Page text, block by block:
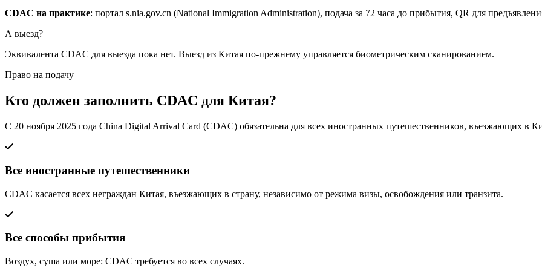
CDAC на практике: портал s.nia.gov.cn (National Immigration Administration), подача за 72 часа до прибытия, QR для
А выезд?
Эквивалента CDAC для выезда пока нет. Выезд из Китая по-прежнему управляется биометрическим сканированием.
Право на подачу
Кто должен заполнить CDAC для Китая?
С 20 ноября 2025 года China Digital Arrival Card (CDAC) обязательна для всех иностранных путешественников, въезжающих в
Все иностранные путешественники
CDAC касается всех неграждан Китая, въезжающих в страну, независимо от режима визы, освобождения или транзита.
Все способы прибытия
Воздух, суша или море: CDAC требуется во всех случаях.